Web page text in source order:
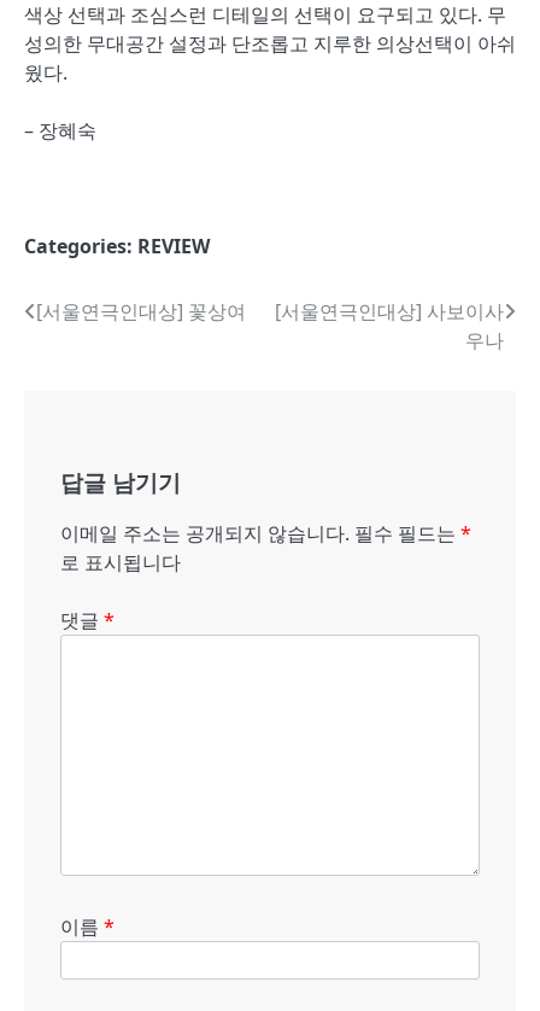
색상 선택과 조심스런 디테일의 선택이 요구되고 있다. 무
성의한 무대공간 설정과 단조롭고 지루한 의상선택이 아쉬
웠다.
– 장혜숙
Categories: REVIEW
글[서울연극인대상] 꽃상여
[서울연극인대상] 사보이사
우나
답글 남기기
이메일 주소는 공개되지 않습니다. 필수 필드는 *
로 표시됩니다
댓글 *
이름 *